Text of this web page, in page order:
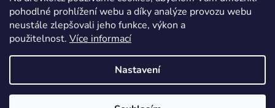
pohodlné prohlížení webu a díky analýze provozu webu
neustále zlepšovali jeho funkce, výkon a
použitelnost. Více informací
Nastavení